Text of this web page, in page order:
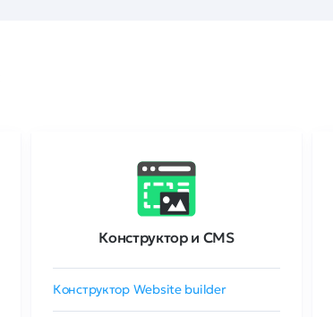
Конструктор и CMS
Конструктор Website builder